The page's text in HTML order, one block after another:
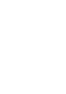
месте;